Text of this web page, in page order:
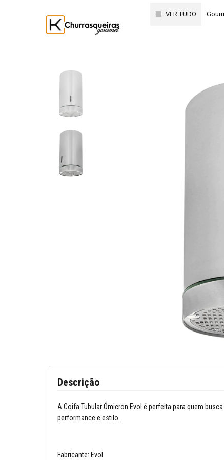
VER TUDO
Descrição
A Coifa Tubular Ómicron Evol é perfeita para quem
performance e estilo.
Fabricante: Evol